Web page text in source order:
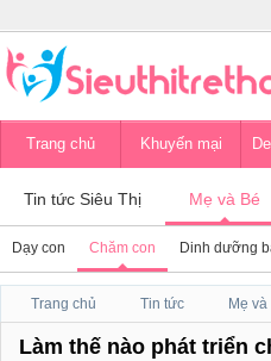
Trang chủ Khuyến mại
Tin tức Siêu Thị Mẹ và Bé
Dạy con Chăm con Dinh dưỡng
Trang chủ Tin tức Mẹ và
Làm thế nào phát triển